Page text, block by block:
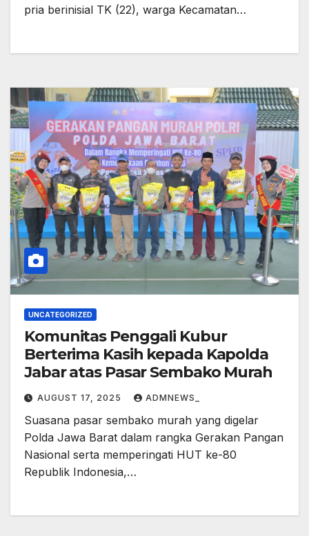
pria berinisial TK (22), warga Kecamatan…
UNCATEGORIZED
Komunitas Penggali Kubur
Berterima Kasih kepada Kapolda
Jabar atas Pasar Sembako Murah
AUGUST 17, 2025 ADMNEWS_
Suasana pasar sembako murah yang digelar
Polda Jawa Barat dalam rangka Gerakan Pangan
Nasional serta memperingati HUT ke-80
Republik Indonesia,…